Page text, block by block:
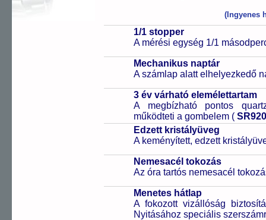
(Ingyenes
1/1 stopper
A mérési egység 1/1
Mechanikus naptár
A számlap alatt elhelyezkedő
3 év várható elemélettartam
A megbízható pontos
működteti a gombelem (
Edzett kristályüveg
A keményített, edzett
Nemesacél tokozás
Az óra tartós nemesacél
Menetes hátlap
A fokozott vizállóság
Nyitásához speciális